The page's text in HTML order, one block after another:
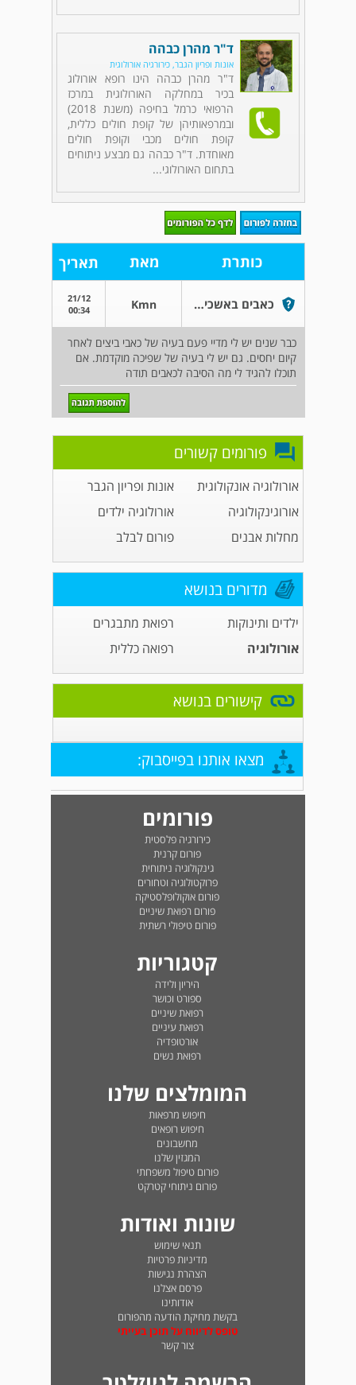
ד"ר מהרן כבהה
אונות ופריון הגבר, כירורגיה אורולוגית
ד"ר מהרן כבהה הינו רופא אורולוג
בכיר במחלקה האורולוגית במרכז
הרפואי כרמל בחיפה (משנת 2018)
ובמרפאותיהן של קופת חולים כללית,
קופת חולים מכבי וקופת חולים
מאוחדת. ד"ר כבהה גם מבצע ניתוחים
בתחום האורולוגי...
כותרת מאת תאריך
כאבים באשכים לאחר יחסי מין Kmn
21/12
00:34
כבר שנים יש לי מדיי פעם בעיה של כאבי ביצים לאחר
קיום יחסים. גם יש לי בעיה של שפיכה מוקדמת. אם
תוכלו להגיד לי מה הסיבה לכאבים תודה
פורומים קשורים
אורולוגיה אונקולוגית
אונות ופריון הגבר
אורוגינקולוגיה
אורולוגיה ילדים
מחלות אבנים
פורום לבלב
מדורים בנושא
ילדים ותינוקות
רפואת מתבגרים
אורולוגיה
רפואה כללית
קישורים בנושא
מצאו אותנו בפייסבוק:
פורומים
כירורגיה פלסטית
פורום קרנית
גינקולוגיה ניתוחית
פרוקטולוגיה וטחורים
פורום אוקולופלסטיקה
פורום רפואת שיניים
פורום טיפולי רשתית
קטגוריות
היריון ולידה
ספורט וכושר
רפואת שיניים
רפואת עיניים
אורטופדיה
רפואת נשים
המומלצים שלנו
חיפוש מרפאות
חיפוש רופאים
מחשבונים
המגזין שלנו
פורום טיפול משפחתי
פורום ניתוחי קטרקט
שונות ואודות
תנאי שימוש
מדיניות פרטיות
הצהרת נגישות
פרסם אצלנו
אודותינו
בקשת מחיקת הודעה מהפורום
טופס לדיווח על תוכן בעייתי
צור קשר